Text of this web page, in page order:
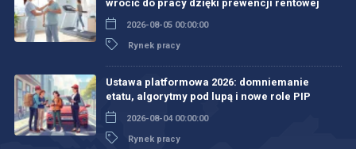
wrócić do pracy dzięki prewencji rentowej
2026-08-05 00:00:00
Rynek pracy
Ustawa platformowa 2026: domniemanie
etatu, algorytmy pod lupą i nowe role PIP
2026-08-04 00:00:00
Rynek pracy